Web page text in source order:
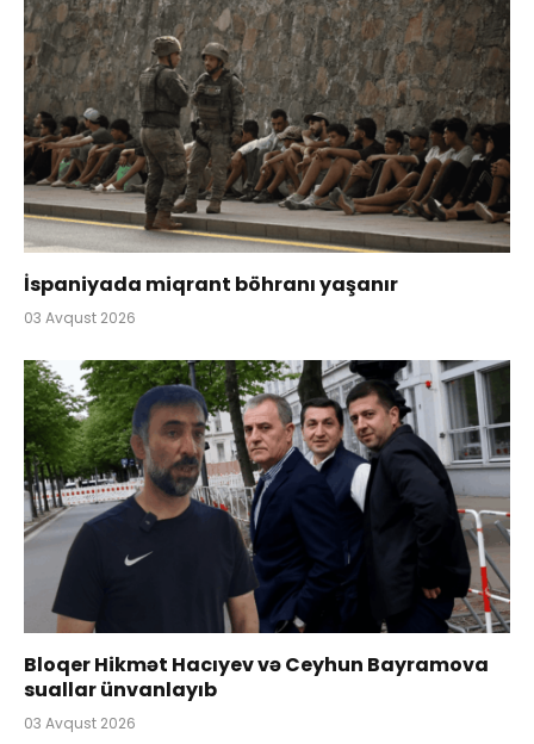
İspaniyada miqrant böhranı yaşanır
03 Avqust 2026
Bloqer Hikmət Hacıyev və Ceyhun Bayramova
suallar ünvanlayıb
03 Avqust 2026